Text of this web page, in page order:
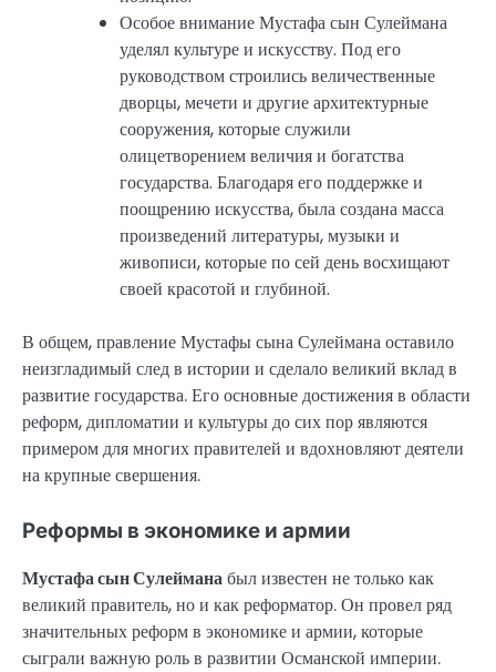
Особое внимание Мустафа сын Сулеймана
уделял культуре и искусству. Под его
руководством строились величественные
дворцы, мечети и другие архитектурные
сооружения, которые служили
олицетворением величия и богатства
государства. Благодаря его поддержке и
поощрению искусства, была создана масса
произведений литературы, музыки и
живописи, которые по сей день восхищают
своей красотой и глубиной.
В общем, правление Мустафы сына Сулеймана оставило
неизгладимый след в истории и сделало великий вклад в
развитие государства. Его основные достижения в области
реформ, дипломатии и культуры до сих пор являются
примером для многих правителей и вдохновляют деятели
на крупные свершения.
Реформы в экономике и армии
Мустафа сын Сулейманабыл известен не только как
великий правитель, но и как реформатор. Он провел ряд
значительных реформ в экономике и армии, которые
сыграли важную роль в развитии Османской империи.